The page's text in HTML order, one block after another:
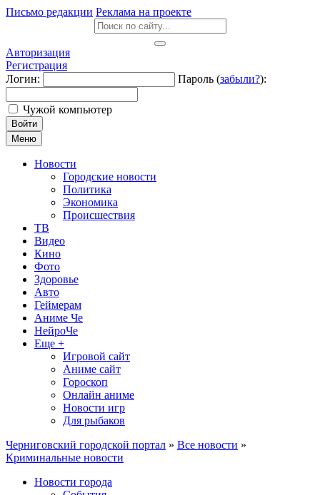
Письмо редакции Реклама на проекте
Авторизация
Регистрация
Логин:
Пароль (забыли?):
Чужой компьютер
Войти
Меню
Новости
Городские новости
Политика
Экономика
Происшествия
ТВ
Видео
Кино
Фото
Здоровье
Авто
Геймерам
Аниме Че
НейроЧе
Еще +
Игровой сайт
Аниме сайт
Гороскоп
Онлайн аниме
Новости игр
Для рыбаков
Черниговский городской портал » Все новости »
Криминальные новости
Новости города